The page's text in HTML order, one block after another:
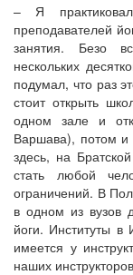
– Я
преподавателей
занятия. Безо
нескольких
подумал, что раз
стоит открыть
одном зале и
Варшава), потом
здесь, на
стать любой
ограничений. В
в одном из вузов
йоги. Институты
имеется у
наших